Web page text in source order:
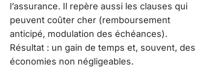
l’assurance. Il repère aussi les clauses qui
peuvent coûter cher (remboursement
anticipé, modulation des échéances).
Résultat : un gain de temps et, souvent, des
économies non négligeables.